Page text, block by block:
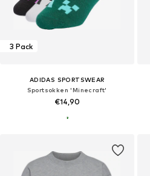
3 Pack
ADIDAS SPORTSWEAR
Sportsokken 'Minecraft'
€14,90